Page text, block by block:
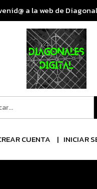
a la web de
CUENTA INICIAR